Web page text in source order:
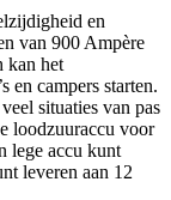
en
van 900 Ampère
kan het
en campers starten.
situaties van pas
loodzuuraccu voor
lege accu kunt
leveren aan 12